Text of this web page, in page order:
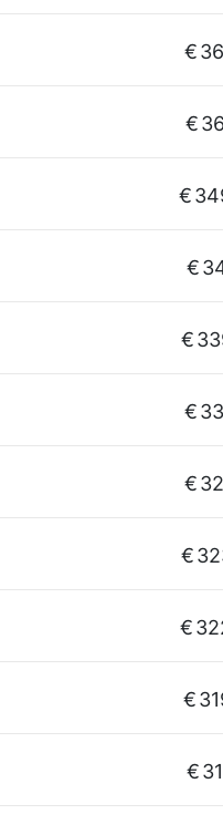
€
€
€
€
€
€
€
€
€
€
€